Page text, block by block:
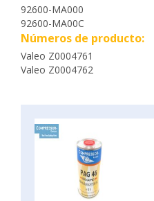
92600-MA000
92600-MA00C
Números de producto:
Valeo Z0004761
Valeo Z0004762